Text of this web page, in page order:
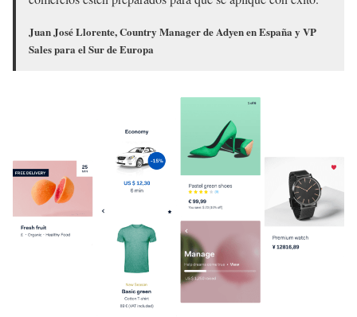
Juan José Llorente, Country Manager de Adyen en España y VP
Sales para el Sur de Europa